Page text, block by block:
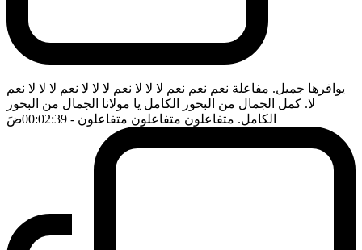
يوافرها جميل. مفاعلة نعم نعم نعم لا لا لا نعم لا لا لا نعم لا لا لا نعم
لا. كمل الجمال من البحور الكامل يا مولانا الجمال من البحور
الكامل. متفاعلون متفاعلون متفاعلون - 00:02:39 ضَ